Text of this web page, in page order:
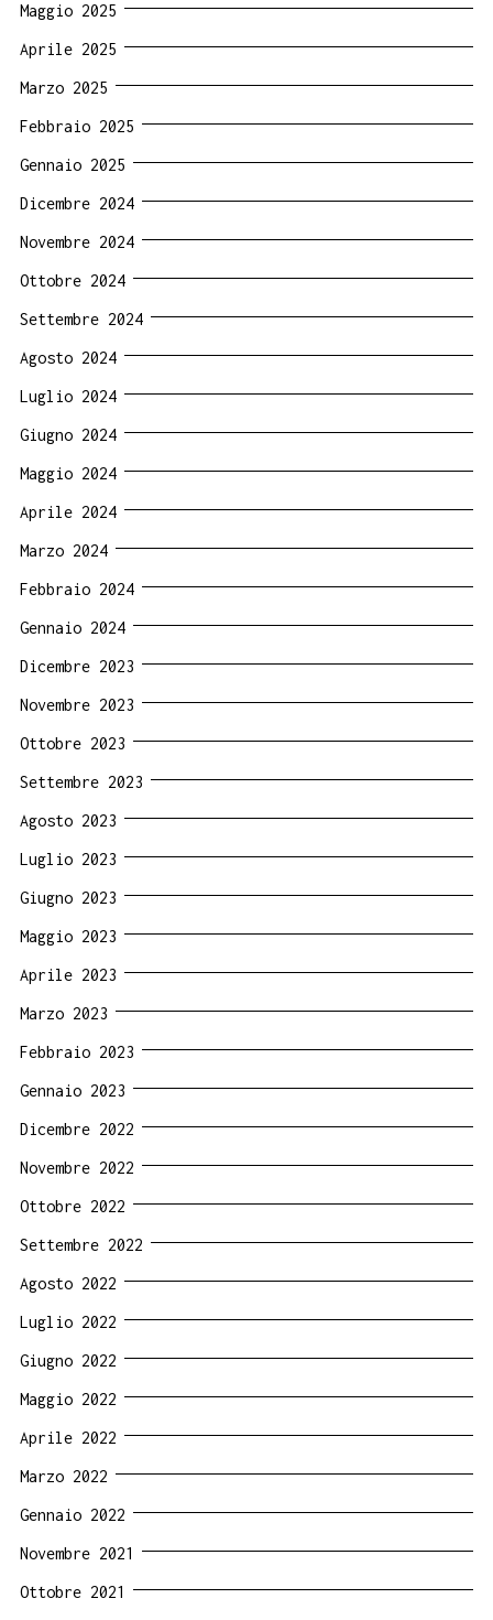
Maggio 2025
Aprile 2025
Marzo 2025
Febbraio 2025
Gennaio 2025
Dicembre 2024
Novembre 2024
Ottobre 2024
Settembre 2024
Agosto 2024
Luglio 2024
Giugno 2024
Maggio 2024
Aprile 2024
Marzo 2024
Febbraio 2024
Gennaio 2024
Dicembre 2023
Novembre 2023
Ottobre 2023
Settembre 2023
Agosto 2023
Luglio 2023
Giugno 2023
Maggio 2023
Aprile 2023
Marzo 2023
Febbraio 2023
Gennaio 2023
Dicembre 2022
Novembre 2022
Ottobre 2022
Settembre 2022
Agosto 2022
Luglio 2022
Giugno 2022
Maggio 2022
Aprile 2022
Marzo 2022
Gennaio 2022
Novembre 2021
Ottobre 2021